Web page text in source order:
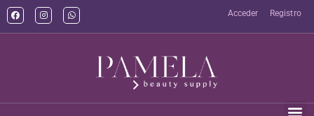
Acceder Registro